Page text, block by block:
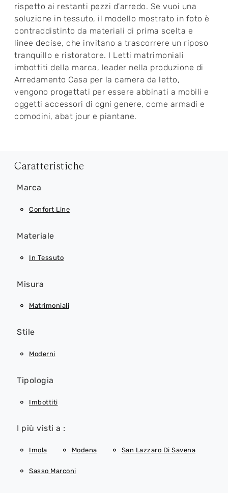
rispetto ai restanti pezzi d'arredo. Se vuoi una
soluzione in tessuto, il modello mostrato in foto è
contraddistinto da materiali di prima scelta e
linee decise, che invitano a trascorrere un riposo
tranquillo e ristoratore. I Letti matrimoniali
imbottiti della marca, leader nella produzione di
Arredamento Casa per la camera da letto,
vengono progettati per essere abbinati a mobili e
oggetti accessori di ogni genere, come armadi e
comodini, abat jour e piantane.
Caratteristiche
Marca
Confort Line
Materiale
In Tessuto
Misura
Matrimoniali
Stile
Moderni
Tipologia
Imbottiti
I più visti a :
Imola Modena San Lazzaro Di Savena
Sasso Marconi